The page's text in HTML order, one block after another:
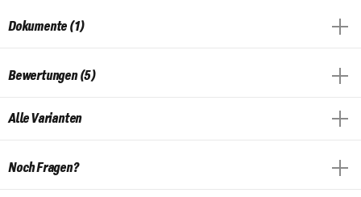
Dokumente (1)
Bewertungen (5)
Alle Varianten
Noch Fragen?